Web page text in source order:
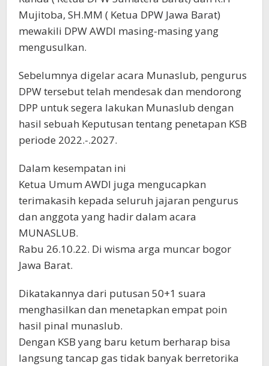
Mujitoba, SH.MM ( Ketua DPW Jawa Barat)
mewakili DPW AWDI masing-masing yang
mengusulkan.
Sebelumnya digelar acara Munaslub, pengurus
DPW tersebut telah mendesak dan mendorong
DPP untuk segera lakukan Munaslub dengan
hasil sebuah Keputusan tentang penetapan KSB
periode 2022.-.2027.
Dalam kesempatan ini
Ketua Umum AWDI juga mengucapkan
terimakasih kepada seluruh jajaran pengurus
dan anggota yang hadir dalam acara
MUNASLUB.
Rabu 26.10.22. Di wisma arga muncar bogor
Jawa Barat.
Dikatakannya dari putusan 50+1 suara
menghasilkan dan menetapkan empat poin
hasil pinal munaslub.
Dengan KSB yang baru ketum berharap bisa
langsung tancap gas tidak banyak berretorika